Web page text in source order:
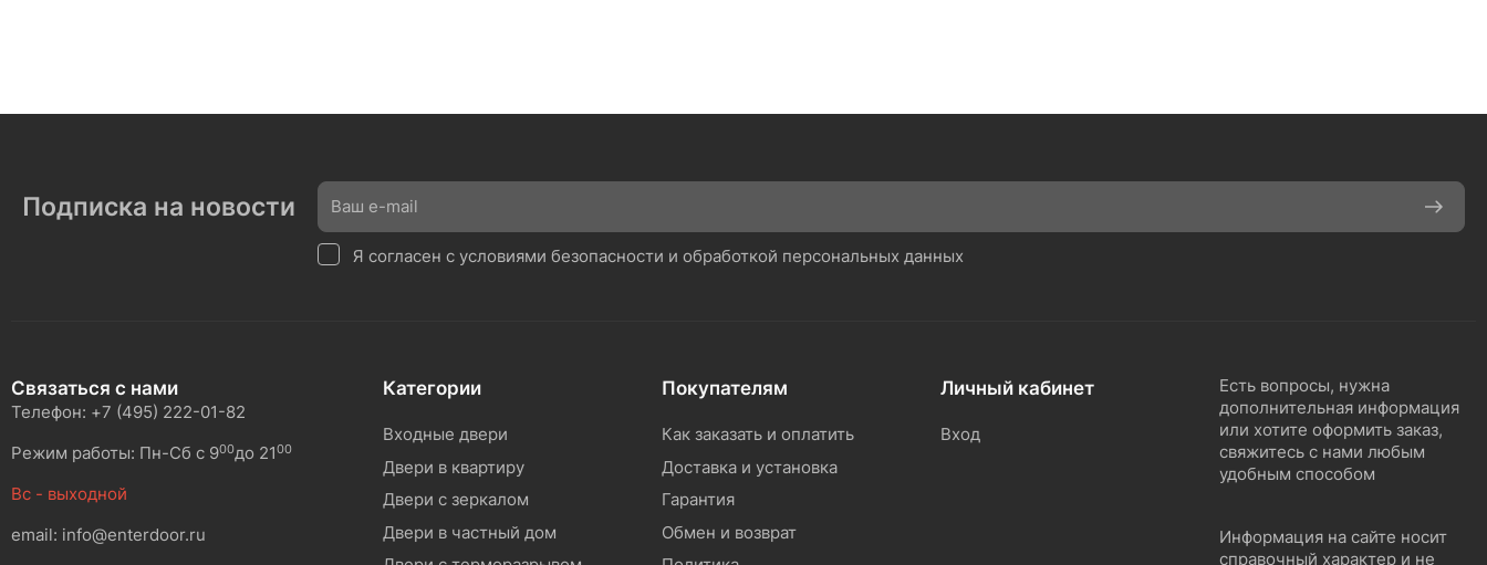
Подписка на новости
Я согласен с условиями безопасности и обработкой персональных данных
Связаться с нами
Телефон: +7 (495) 222-01-82
Режим работы: Пн-Сб с 900до 2100
Вс - выходной
email: info@enterdoor.ru
Категории
Входные двери
Двери в квартиру
Двери с зеркалом
Двери в частный дом
Покупателям
Как заказать и оплатить
Доставка и установка
Гарантия
Обмен и возврат
Личный кабинет
Вход
Есть вопросы, нужна
дополнительная информация
или хотите оформить заказ,
свяжитесь с нами любым
удобным способом
Информация на сайте носит
справочный характер и не